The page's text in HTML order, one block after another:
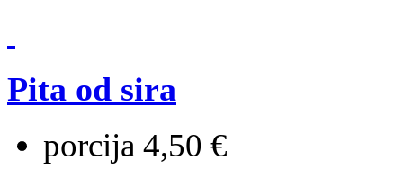
Pita od sira
porcija 4,50 €